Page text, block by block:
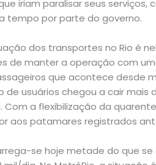
iriam paralisar seus serviços,
tempo por parte do governo.
dos transportes no Rio é
de manter a operação com
que acontece desde
usuários chegou a cair mais
a flexibilização da
aos patamares registrados
se hoje metade do que